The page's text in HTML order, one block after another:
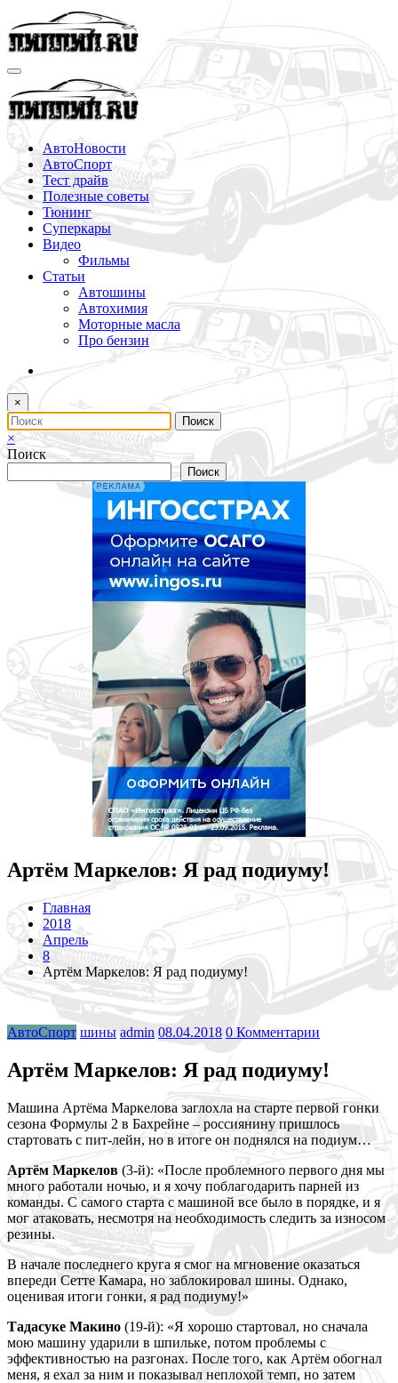
Перейти
к
содержимому
АвтоНовости
АвтоСпорт
Тест драйв
Полезные советы
Тюнинг
Суперкары
Видео
Фильмы
Статьи
Автошины
Автохимия
Моторные масла
Про бензин
×
×
Поиск
Поиск
Артём Маркелов: Я рад подиуму!
Главная
2018
Апрель
8
Артём Маркелов: Я рад подиуму!
АвтоСпорт шины admin 08.04.2018 0 Комментарии
Артём Маркелов: Я рад подиуму!
Машина Артёма Маркелова заглохла на старте первой гонки
сезона Формулы 2 в Бахрейне – россиянину пришлось
стартовать с пит-лейн, но в итоге он поднялся на подиум…
Артём Маркелов (3-й): «После проблемного первого дня мы
много работали ночью, и я хочу поблагодарить парней из
команды. С самого старта с машиной все было в порядке, и я
мог атаковать, несмотря на необходимость следить за износом
резины.
В начале последнего круга я смог на мгновение оказаться
впереди Сетте Камара, но заблокировал шины. Однако,
оценивая итоги гонки, я рад подиуму!»
Тадасуке Макино (19-й): «Я хорошо стартовал, но сначала
мою машину ударили в шпильке, потом проблемы с
эффективностью на разгонах. После того, как Артём обогнал
меня, я ехал за ним и показывал неплохой темп, но затем